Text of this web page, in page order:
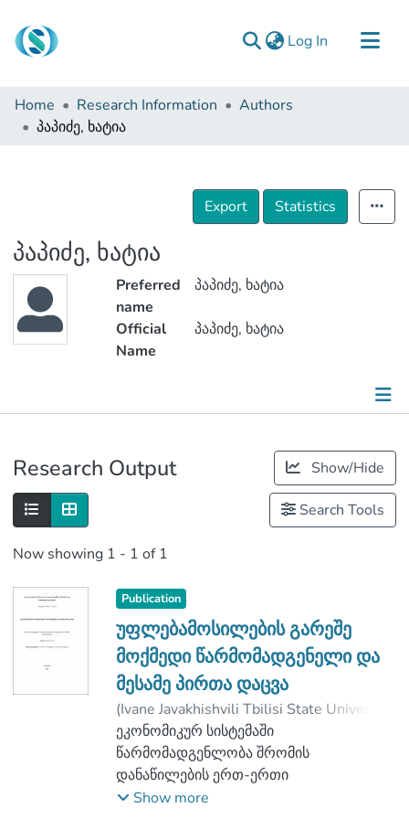
Log In (current)
Communities & Collections
Browse
Home Research Information
Authors
პაპიძე, ხატია
Export Statistics
პაპიძე, ხატია
Preferred
name
პაპიძე, ხატია
Official
Name
პაპიძე, ხატია
Research Output Show/Hide
Search Tools
Now showing 1 - 1 of 1
Publication
უფლებამოსილების გარეშე
მოქმედი წარმომადგენელი და
მესამე პირთა დაცვა
(Ivane Javakhishvili Tbilisi State University
2019)პაპიძე, ხატია
;
რუსიაშვილი, გიორგი
;
Faculty of Law
;
Ivane Javakhishvili Tbilisi State University
ეკონომიკურ სისტემაში
წარმომადგენლობა შრომის
დანაწილების ერთ-ერთი
ეფექტური სამართლებრივი მექანიზმია,
Show more